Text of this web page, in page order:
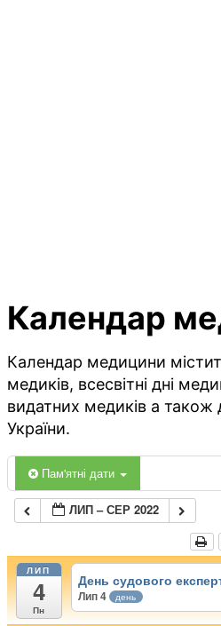
Календар
Календар медицини
медиків, всесвітні дні
видатних медиків а також
України.
Пам'ятні дати
ЛИП – СЕР 2022
ЛИП
4
Пн
День судового
Лип 4 день